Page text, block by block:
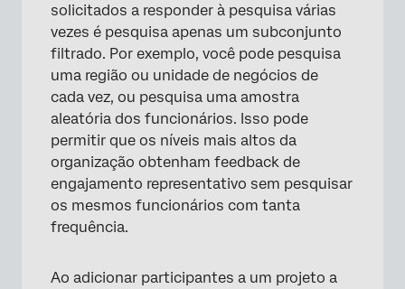
×
solicitados a responder à pesquisa várias
vezes é pesquisa apenas um subconjunto
filtrado. Por exemplo, você pode pesquisa
uma região ou unidade de negócios de
cada vez, ou pesquisa uma amostra
aleatória dos funcionários. Isso pode
permitir que os níveis mais altos da
organização obtenham feedback de
engajamento representativo sem pesquisar
os mesmos funcionários com tanta
frequência.
Ao adicionar participantes a um projeto a